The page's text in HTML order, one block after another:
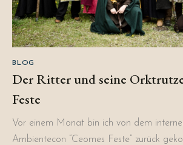
BLOG
Der Ritter und seine
Feste
Vor einem Monat bin ich von dem
Ambientecon “Ceomes Feste” zurück